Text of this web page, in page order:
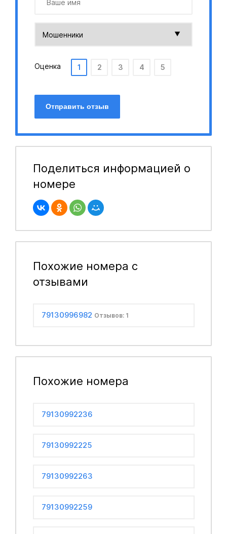
Оценка 1 2 3 4 5
Отправить отзыв
Поделиться информацией о
номере
Похожие номера с
отзывами
79130996982 Отзывов: 1
Похожие номера
79130992236
79130992225
79130992263
79130992259